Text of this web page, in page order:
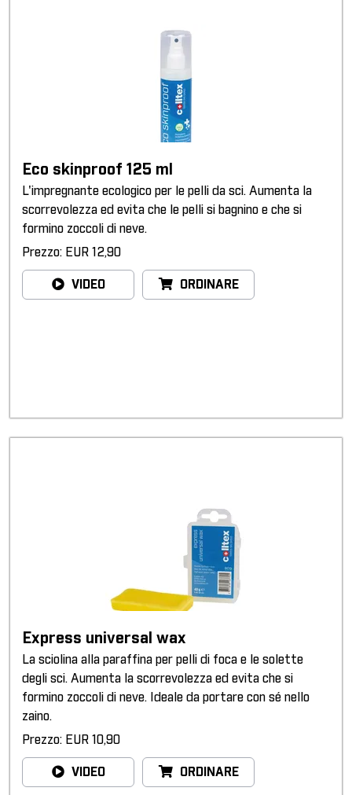
Eco skinproof 125 ml
L'impregnante ecologico per le pelli da sci. Aumenta la
scorrevolezza ed evita che le pelli si bagnino e che si
formino zoccoli di neve.
Prezzo: EUR 12,90
VIDEO ORDINARE
Express universal wax
La sciolina alla paraffina per pelli di foca e le solette
degli sci. Aumenta la scorrevolezza ed evita che si
formino zoccoli di neve. Ideale da portare con sé nello
zaino.
Prezzo: EUR 10,90
VIDEO ORDINARE